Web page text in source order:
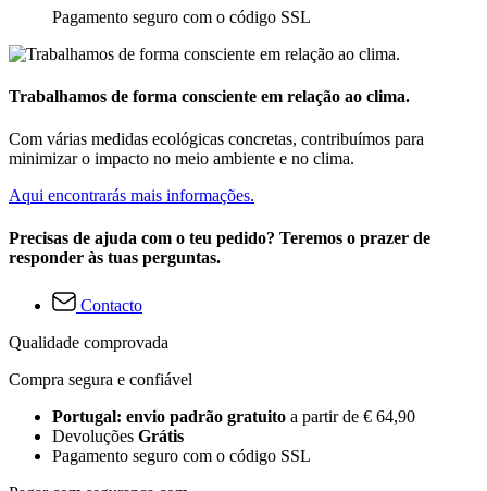
Pagamento seguro com o código SSL
Trabalhamos de forma consciente em relação ao clima.
Com várias medidas ecológicas concretas, contribuímos para
minimizar o impacto no meio ambiente e no clima.
Aqui encontrarás mais informações.
Precisas de ajuda com o teu pedido? Teremos o prazer de
responder às tuas perguntas.
Contacto
Qualidade comprovada
Compra segura e confiável
Portugal: envio padrão gratuito a partir de € 64,90
Devoluções Grátis
Pagamento seguro com o código SSL